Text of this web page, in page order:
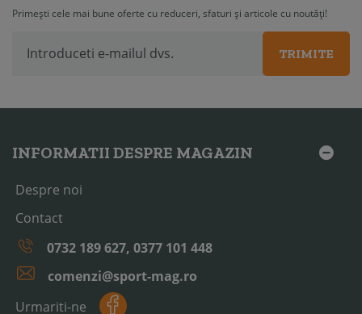
Primești cele mai bune oferte cu reduceri, sfaturi și articole cu noutăți!
TRIMITE
INFORMATII DESPRE MAGAZIN
Despre noi
Contact
0732 189 627, 0377 101 448
comenzi@sport-mag.ro
Urmariti-ne